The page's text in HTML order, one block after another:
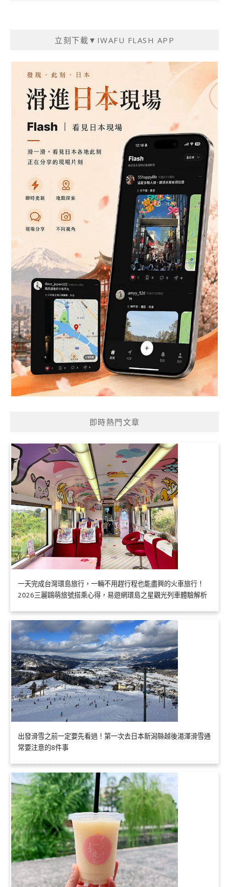
立刻下載▼IWAFU FLASH APP
即時熱門文章
一天完成台灣環島旅行，一輛不用趕行程也能盡興的火車旅行！
2026三麗鷗萌旅號搭乘心得，易遊網環島之星觀光列車體驗解析
出發滑雪之前一定要先看過！第一次去日本新潟縣越後湯澤滑雪通
常要注意的8件事